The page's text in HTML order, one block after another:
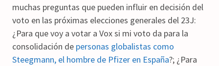
muchas preguntas que pueden influir en decisión del
voto en las próximas elecciones generales del 23J:
¿Para que voy a votar a Vox si mi voto da para la
consolidación de personas globalistas como
Steegmann, el hombre de Pfizer en España?; ¿Para